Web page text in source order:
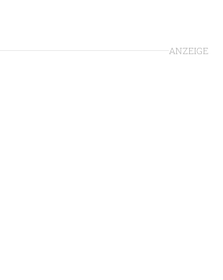
ANZEIGE